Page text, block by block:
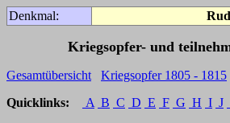
Denkmal:
Kriegsopfer- und
Gesamtübersicht Kriegsopfer 1805 - 1815
Quicklinks:
A B C D E F G H I J